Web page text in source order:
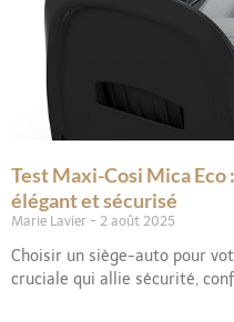
Test Maxi-Cosi Mica
élégant et sécurisé
Marie Lavier 2 août 2025
Choisir un siège-auto pour
cruciale qui allie sécurité,